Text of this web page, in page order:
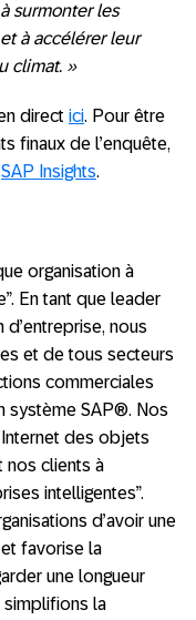
surmonter les
à accélérer leur
climat. »
direct ici. Pour être
finaux de l’enquête,
SAP Insights.
organisation à
En tant que leader
nous
et de tous secteurs
commerciales
système SAP®. Nos
des objets
nos clients à
intelligentes”.
d’avoir une
favorise la
une longueur
simplifions la